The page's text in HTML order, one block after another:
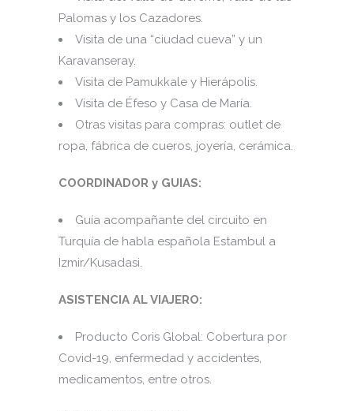
Palomas y los Cazadores.
Visita de una “ciudad cueva” y un
Karavanseray.
Visita de Pamukkale y Hierápolis.
Visita de Éfeso y Casa de María.
Otras visitas para compras: outlet de
ropa, fábrica de cueros, joyería, cerámica.
COORDINADOR y GUIAS:
Guía acompañante del circuito en
Turquía de habla española Estambul a
Izmir/Kusadasi.
ASISTENCIA AL VIAJERO:
Producto Coris Global: Cobertura por
Covid-19, enfermedad y accidentes,
medicamentos, entre otros.